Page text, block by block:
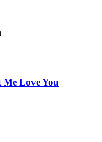
Love You